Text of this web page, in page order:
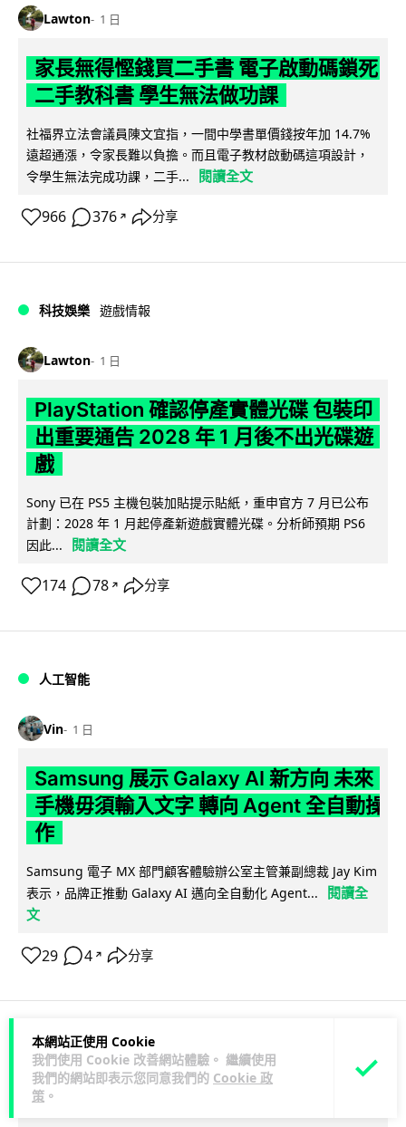
本網站正使用 Cookie
我們使用 Cookie 改善網站體驗。 繼續使用
我們的網站即表示您同意我們的 Cookie 政
策 。
Lawton 1 日
家長無得慳錢買二手書 電子啟動碼鎖死
二手教科書 學生無法做功課
社福界立法會議員陳文宜指，一間中學書單價錢按年加 14.7%
遠超通漲，令家長難以負擔。而且電子教材啟動碼這項設計，
令學生無法完成功課，二手...
閱讀全文
966 376 ↗ 分享
科技娛樂 遊戲情報
Lawton 1 日
PlayStation 確認停產實體光碟 包裝印
出重要通告 2028 年 1 月後不出光碟遊
戲
Sony 已在 PS5 主機包裝加貼提示貼紙，重申官方 7 月已公布
計劃：2028 年 1 月起停產新遊戲實體光碟。分析師預期 PS6
因此...
閱讀全文
174 78 ↗ 分享
人工智能
Vin 1 日
Samsung 展示 Galaxy AI 新方向 未來
手機毋須輸入文字 轉向 Agent 全自動操
作
Samsung 電子 MX 部門顧客體驗辦公室主管兼副總裁 Jay Kim
表示，品牌正推動 Galaxy AI 邁向全自動化 Agent...
閱讀全
文
29 4 ↗ 分享
科技娛樂 生活娛樂 城中熱話
Lawton